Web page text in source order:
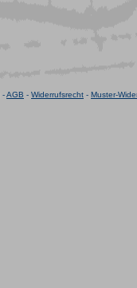
-AGB - Widerrufsrecht - Muster-